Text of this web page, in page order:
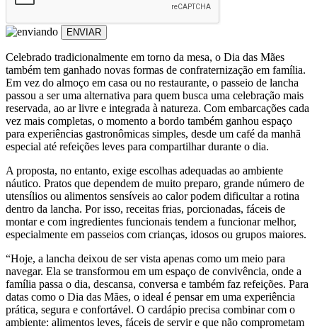
ENVIAR
Celebrado tradicionalmente em torno da mesa, o Dia das Mães
também tem ganhado novas formas de confraternização em família.
Em vez do almoço em casa ou no restaurante, o passeio de lancha
passou a ser uma alternativa para quem busca uma celebração mais
reservada, ao ar livre e integrada à natureza. Com embarcações cada
vez mais completas, o momento a bordo também ganhou espaço
para experiências gastronômicas simples, desde um café da manhã
especial até refeições leves para compartilhar durante o dia.
A proposta, no entanto, exige escolhas adequadas ao ambiente
náutico. Pratos que dependem de muito preparo, grande número de
utensílios ou alimentos sensíveis ao calor podem dificultar a rotina
dentro da lancha. Por isso, receitas frias, porcionadas, fáceis de
montar e com ingredientes funcionais tendem a funcionar melhor,
especialmente em passeios com crianças, idosos ou grupos maiores.
“Hoje, a lancha deixou de ser vista apenas como um meio para
navegar. Ela se transformou em um espaço de convivência, onde a
família passa o dia, descansa, conversa e também faz refeições. Para
datas como o Dia das Mães, o ideal é pensar em uma experiência
prática, segura e confortável. O cardápio precisa combinar com o
ambiente: alimentos leves, fáceis de servir e que não comprometam